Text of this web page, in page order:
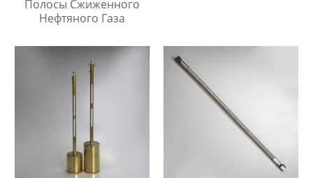
Полосы Сжиженного
Нефтяного Газа